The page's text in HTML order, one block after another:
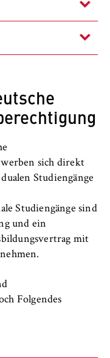
des dualen
Wirtschaft und
des
innen aus,
dualen
durch.
sich direkt
Studiengänge
Studiengänge sind
und ein
mit
Folgendes
Frontend-
die
der Nutzer
bleibt.